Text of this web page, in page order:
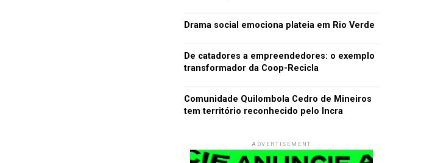
Drama social emociona plateia em Rio Verde
De catadores a empreendedores: o exemplo
transformador da Coop-Recicla
Comunidade Quilombola Cedro de Mineiros
tem território reconhecido pelo Incra
ADVERTISEMENT